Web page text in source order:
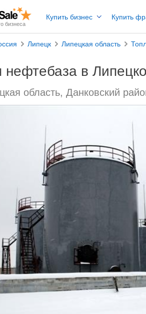
бизнеса
Купить бизнес Купить
Липецк Липецкая область
нефтебаза в
область, Данковский